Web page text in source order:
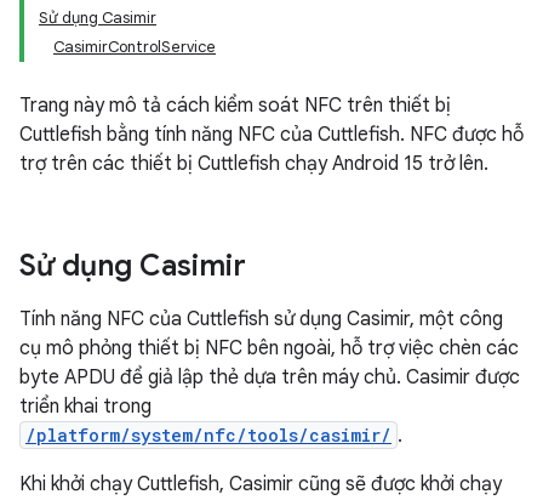
Sử dụng Casimir
CasimirControlService
Trang này mô tả cách kiểm soát NFC trên thiết bị
Cuttlefish bằng tính năng NFC của Cuttlefish. NFC được hỗ
trợ trên các thiết bị Cuttlefish chạy Android 15 trở lên.
Sử dụng Casimir
Tính năng NFC của Cuttlefish sử dụng Casimir, một công
cụ mô phỏng thiết bị NFC bên ngoài, hỗ trợ việc chèn các
byte APDU để giả lập thẻ dựa trên máy chủ. Casimir được
triển khai trong
/platform/system/nfc/tools/casimir/ .
Khi khởi chạy Cuttlefish, Casimir cũng sẽ được khởi chạy